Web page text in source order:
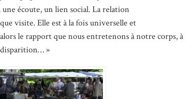
écoute, un lien social. La relation
visite. Elle est à la fois universelle et
le rapport que nous entretenons à notre corps, à
disparition… »